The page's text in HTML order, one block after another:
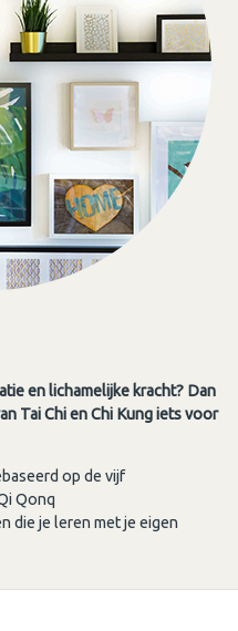
en lichamelijke kracht? Dan
Tai Chi en Chi Kung iets voor
op de vijf
Qonq
die je leren met je eigen